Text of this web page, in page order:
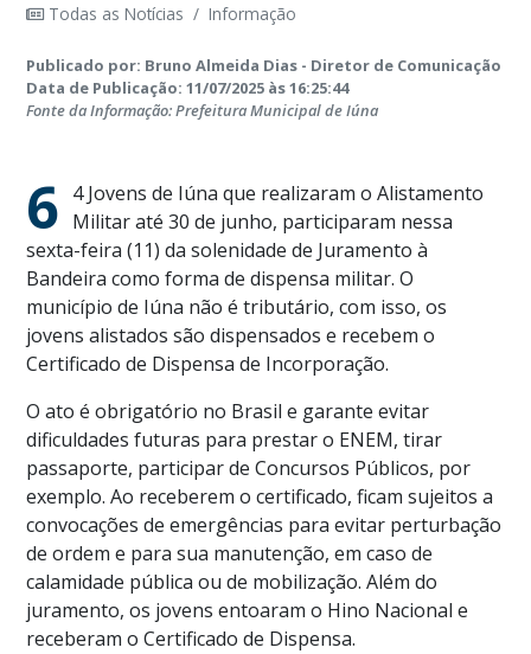
Todas as Notícias / Informação
Publicado por: Bruno Almeida Dias - Diretor de Comunicação
Data de Publicação: 11/07/2025 às 16:25:44
Fonte da Informação: Prefeitura Municipal de Iúna
6 4 Jovens de Iúna que realizaram o Alistamento
Militar até 30 de junho, participaram nessa
sexta-feira (11) da solenidade de Juramento à
Bandeira como forma de dispensa militar. O
município de Iúna não é tributário, com isso, os
jovens alistados são dispensados e recebem o
Certificado de Dispensa de Incorporação.
O ato é obrigatório no Brasil e garante evitar
dificuldades futuras para prestar o ENEM, tirar
passaporte, participar de Concursos Públicos, por
exemplo. Ao receberem o certificado, ficam sujeitos a
convocações de emergências para evitar perturbação
de ordem e para sua manutenção, em caso de
calamidade pública ou de mobilização. Além do
juramento, os jovens entoaram o Hino Nacional e
receberam o Certificado de Dispensa.